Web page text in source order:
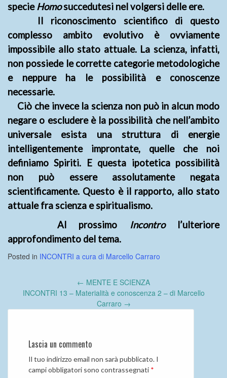
specieHomosuccedutesi nel volgersi delle ere.
II riconoscimento scientifico di questo
complesso ambito evolutivo è ovviamente
impossibile allo stato attuale. La scienza, infatti,
non possiede le corrette categorie metodologiche
e neppure ha le possibilità e conoscenze
necessarie.
Ciò che invece la scienza non può in alcun modo
negare o escludere è la possibilità che nell’ambito
universale esista una struttura di energie
intelligentemente improntate, quelle che noi
definiamo Spiriti. E questa ipotetica possibilità
non può essere assolutamente negata
scientificamente. Questo è il rapporto, allo stato
attuale fra scienza e spiritualismo.
Al prossimo
Incontrol’ulteriore
approfondimento del tema.
Posted in INCONTRI a cura di Marcello Carraro
navigation
← MENTE E SCIENZA
INCONTRI 13 – Materialità e conoscenza 2 – di Marcello
Carraro →
Lascia un commento
Il tuo indirizzo email non sarà pubblicato. I
campi obbligatori sono contrassegnati *